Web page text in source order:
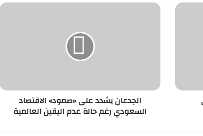
ا
ش
ل
الجدعان يشدد على «صمود» الاقتصاد
السعودي رغم حالة عدم اليقين العالمية